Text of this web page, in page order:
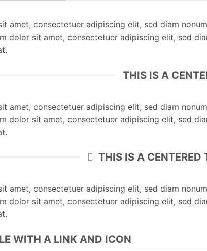
amet, consectetuer adipiscing elit, sed diam
dolor sit amet, consectetuer adipiscing elit, sed
THIS IS A
amet, consectetuer adipiscing elit, sed diam
dolor sit amet, consectetuer adipiscing elit, sed
THIS IS A CENTERED
amet, consectetuer adipiscing elit, sed diam
dolor sit amet, consectetuer adipiscing elit, sed
WITH A LINK AND ICON